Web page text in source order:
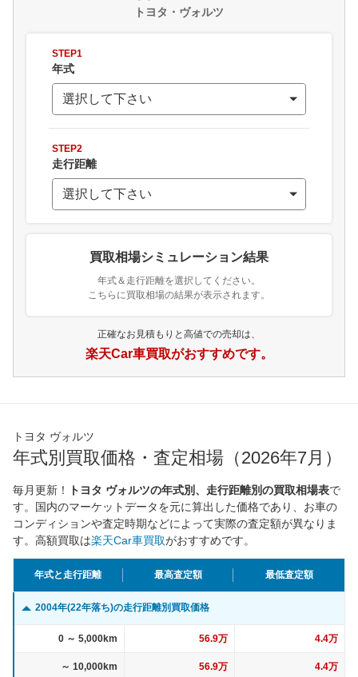
トヨタ・ヴォルツ
STEP1
年式
STEP2
走行距離
買取相場シミュレーション結果
年式＆走行距離を選択してください。
こちらに買取相場の結果が表示されます。
正確なお見積もりと高値での売却は、
楽天Car車買取がおすすめです。
トヨタ ヴォルツ
年式別買取価格・査定相場（2026年7月）
毎月更新！ トヨタ ヴォルツの年式別、走行距離別の買取相場表で
す。国内のマーケットデータを元に算出した価格であり、お車の
コンディションや査定時期などによって実際の査定額が異なりま
す。高額買取は楽天Car車買取がおすすめです。
年式と走行距離 最高査定額 最低査定額
2004年(22年落ち)の走行距離別買取価格
0 ～ 5,000km 56.9万 4.4万
～ 10,000km 56.9万 4.4万